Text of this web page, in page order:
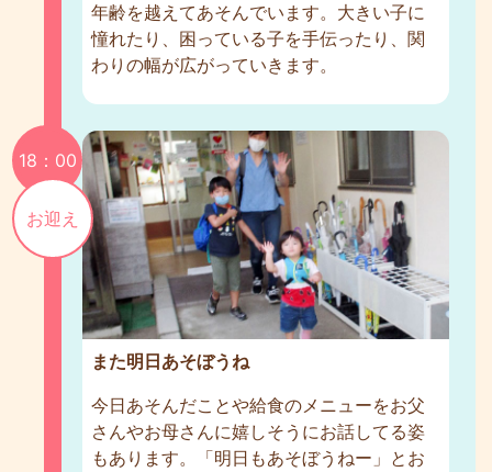
年齢を越えてあそんでいます。大きい子に
憧れたり、困っている子を手伝ったり、関
わりの幅が広がっていきます。
18：00
お迎え
また明日あそぼうね
今日あそんだことや給食のメニューをお父
さんやお母さんに嬉しそうにお話してる姿
もあります。「明日もあそぼうねー」とお